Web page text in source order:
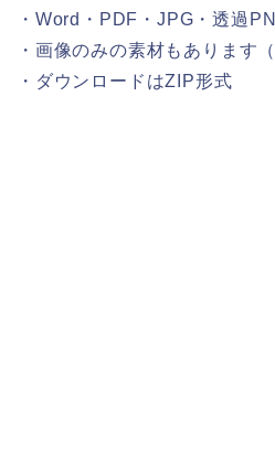
・Word・PDF・JPG・透過
・画像のみの素材もあります
・ダウンロードはZIP形式